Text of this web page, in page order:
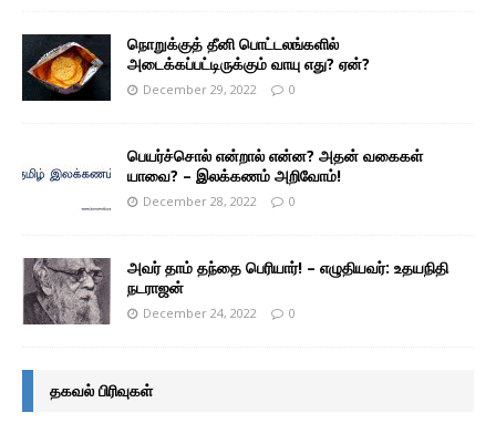
நொறுக்குத் தீனி பொட்டலங்களில்
அடைக்கப்பட்டிருக்கும் வாயு எது? ஏன்?
December 29, 2022 0
பெயர்ச்சொல் என்றால் என்ன? அதன் வகைகள்
யாவை? – இலக்கணம் அறிவோம்!
December 28, 2022 0
அவர் தாம் தந்தை பெரியார்! – எழுதியவர்: உதயநிதி
நடராஜன்
December 24, 2022 0
தகவல் பிரிவுகள்